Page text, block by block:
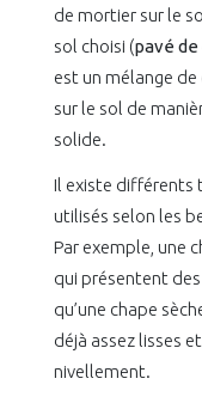
de mortier sur le
sol choisi (pavé
est un mélange
sur le sol de
solide.
Il existe différents
utilisés selon les
Par exemple, une
qui présentent
qu’une chape
déjà assez lisses
nivellement.